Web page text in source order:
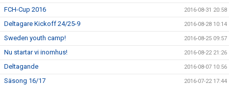
FCH-Cup 2016 2016-08-31 20:58
Deltagare Kickoff 24/25-9 2016-08-28 10:14
Sweden youth camp! 2016-08-25 09:57
Nu startar vi inomhus! 2016-08-22 21:26
Deltagande 2016-08-07 10:56
Säsong 16/17 2016-07-22 17:44